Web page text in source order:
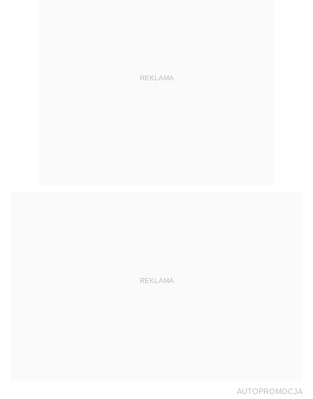
REKLAMA
REKLAMA
AUTOPROMOCJA